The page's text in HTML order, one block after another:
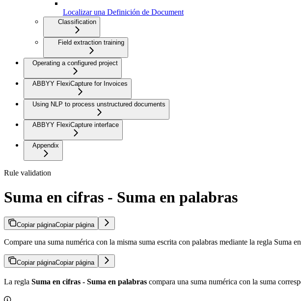
Localizar una Definición de Document
Classification
Field extraction training
Operating a configured project
ABBYY FlexiCapture for Invoices
Using NLP to process unstructured documents
ABBYY FlexiCapture interface
Appendix
Rule validation
Suma en cifras - Suma en palabras
Copiar páginaCopiar página
Compare una suma numérica con la misma suma escrita con palabras mediante la regla Suma
Copiar páginaCopiar página
La regla Suma en cifras - Suma en palabras compara una suma numérica con la suma